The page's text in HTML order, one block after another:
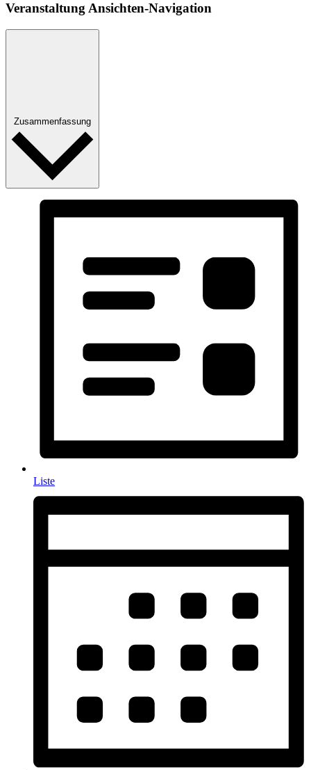
Veranstaltung Ansichten-Navigation
Zusammenfassung
Liste